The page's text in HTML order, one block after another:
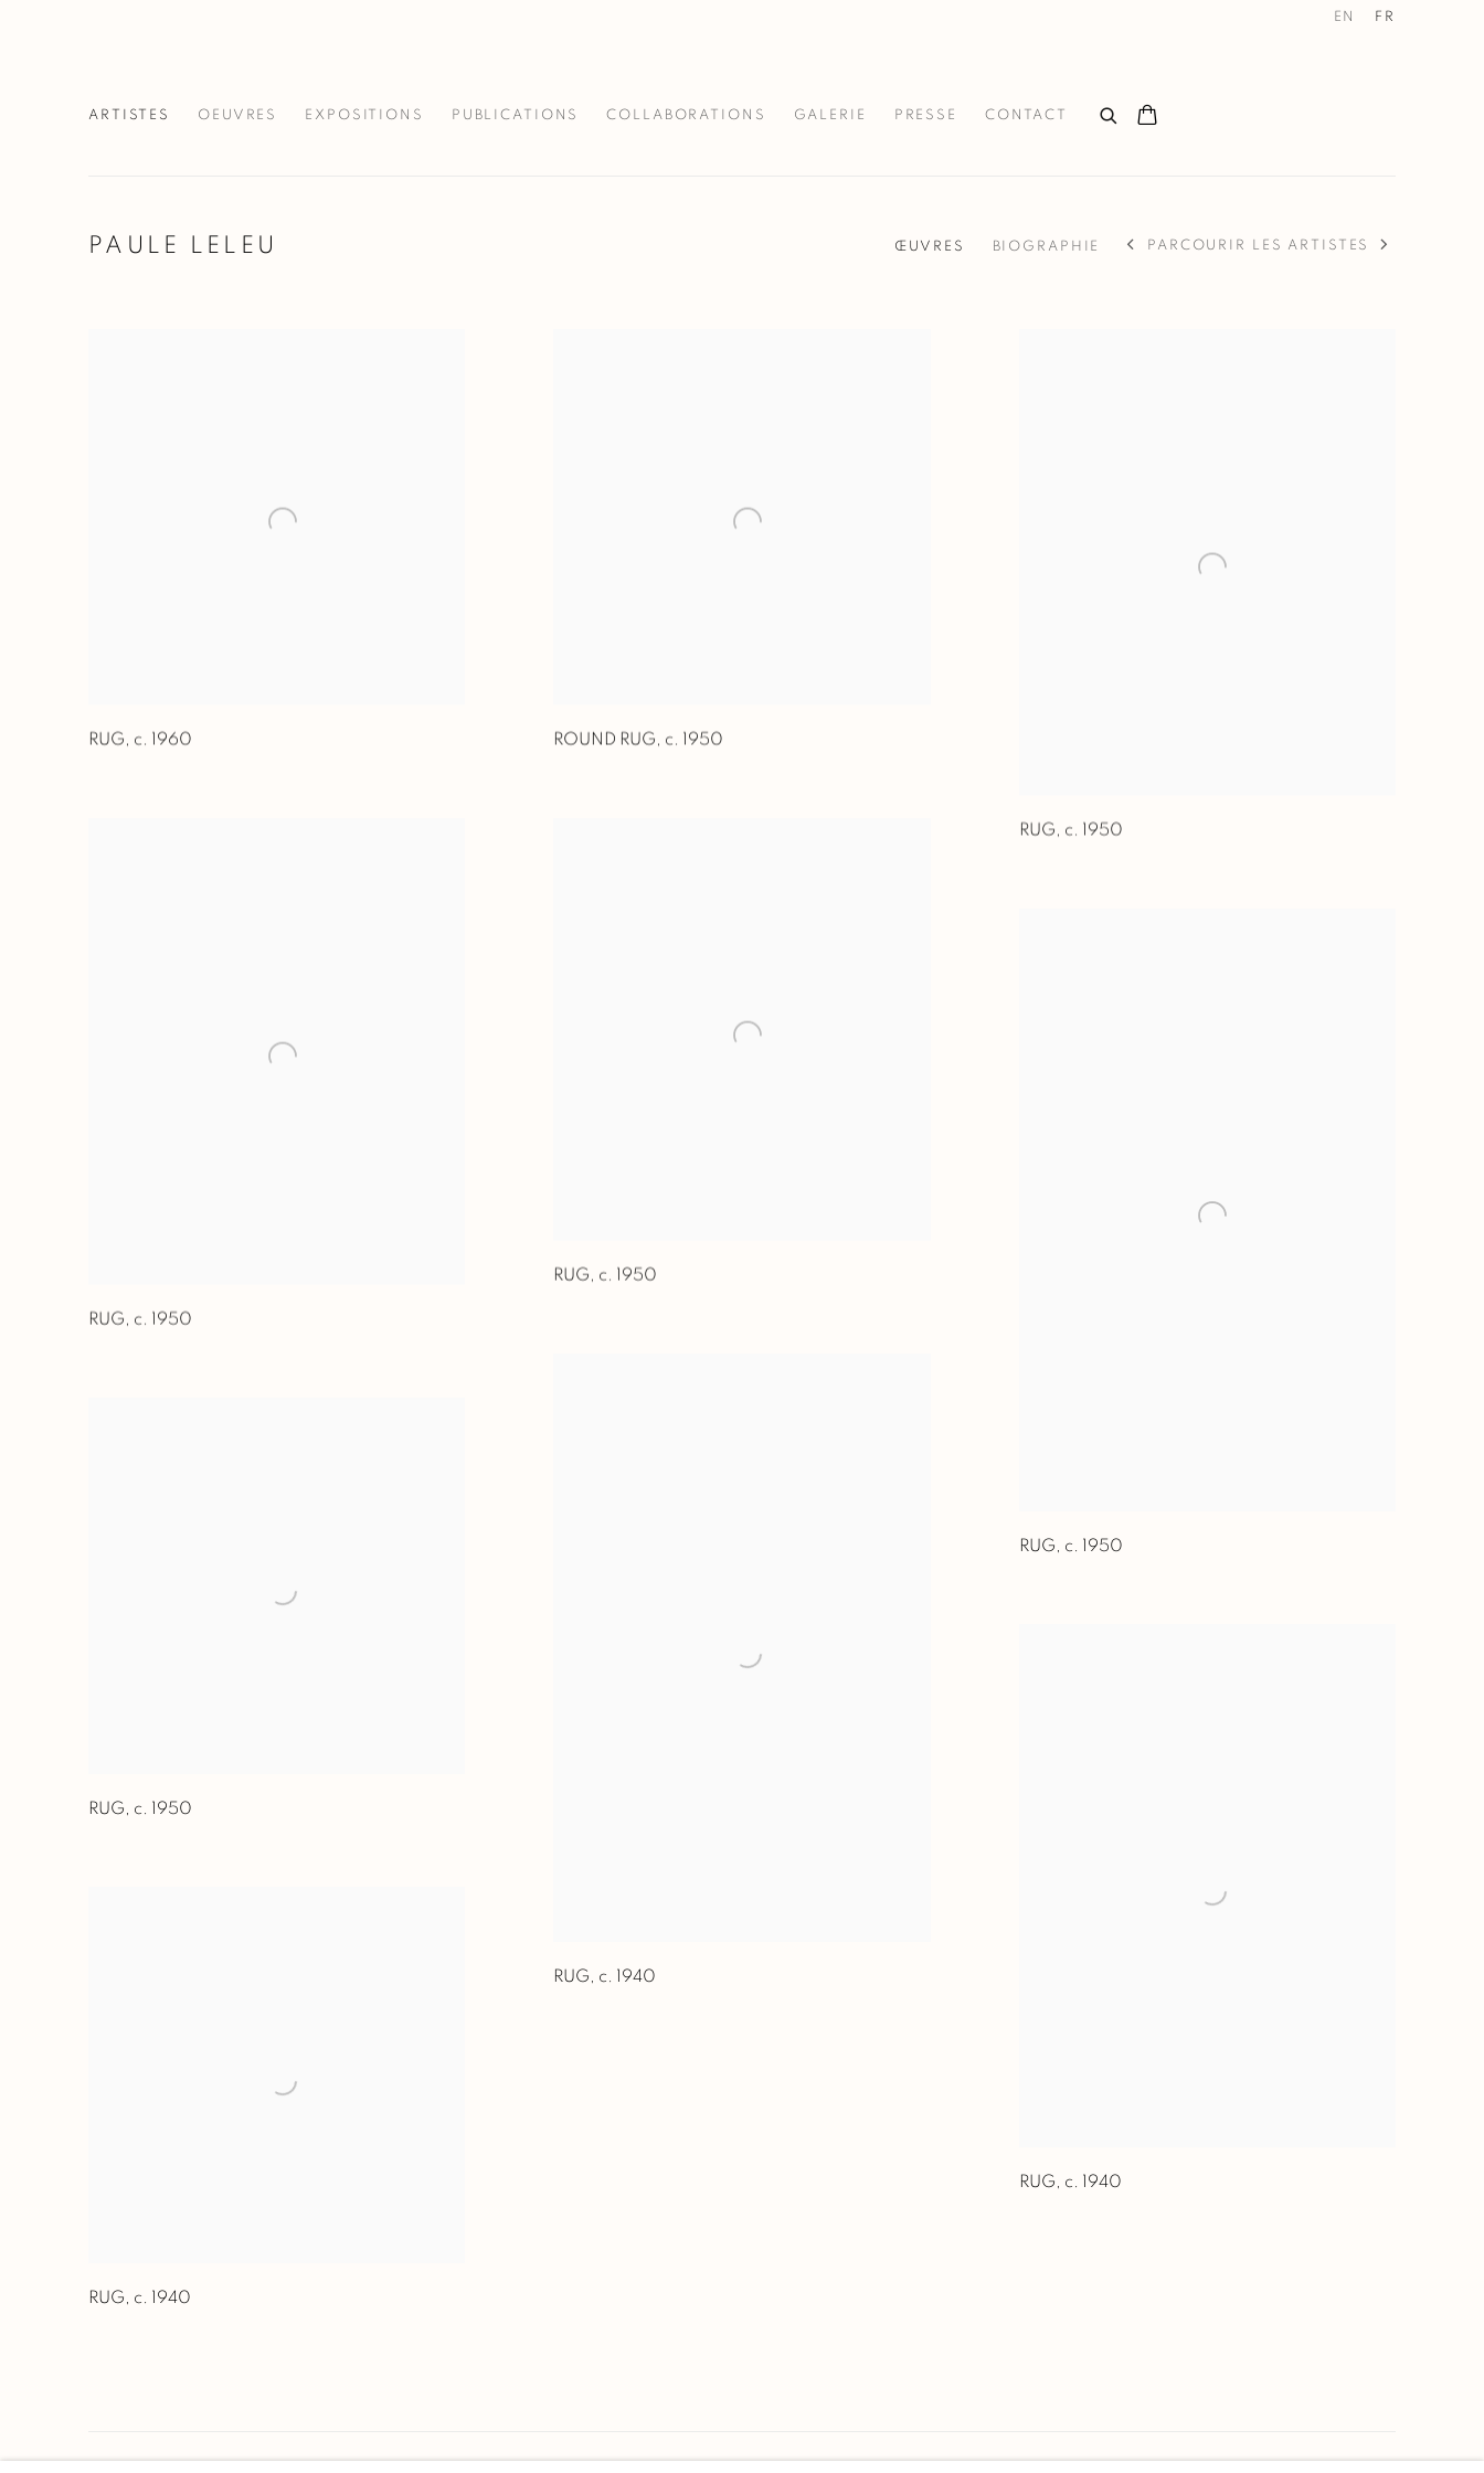
ARTISTES OEUVRES EXPOSITIONS PUBLICATIONS COLLABORATIONS GALERIE PRESSE CONTACT
EN FR
PAULE LELEU ŒUVRES BIOGRAPHIE PARCOURIR LES ARTISTES
RUG, c. 1960
RUG, c. 1950
RUG c. 1950
RUG c. 1940
ROUND RUG, c. 1950
RUG, c. 1950
RUG, c. 1940
RUG, c. 1950
RUG, c. 1950
RUG c. 1940